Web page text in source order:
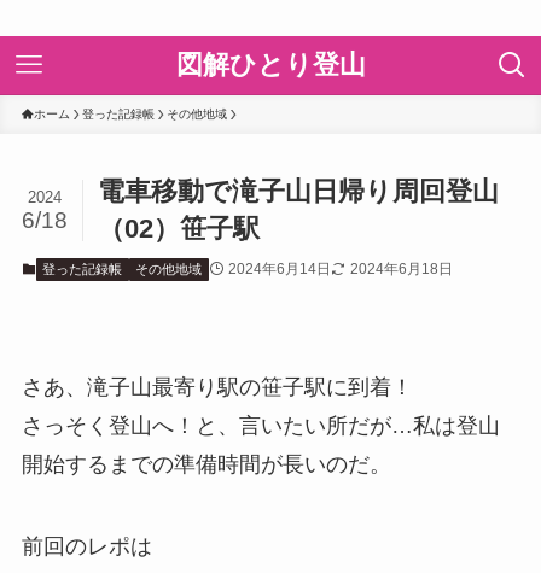
図解ひとり登山
ホーム 登った記録帳 その他地域
電車移動で滝子山日帰り周回登山
（02）笹子駅
2024
6/18
登った記録帳 その他地域 2024年6月14日 2024年6月18日
さあ、滝子山最寄り駅の笹子駅に到着！
さっそく登山へ！と、言いたい所だが…私は登山
開始するまでの準備時間が長いのだ。
前回のレポは